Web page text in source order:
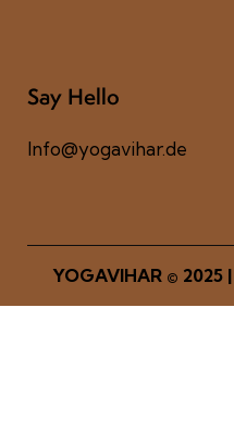
Say Hello
Info@yogavihar.de
YOGAVIHAR© 2025 |